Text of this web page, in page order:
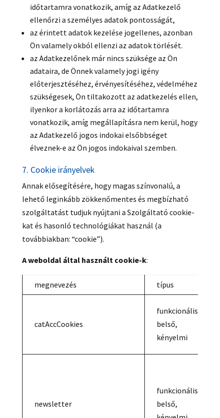
időtartamra vonatkozik, amíg az Adatkezelő
ellenőrzi a személyes adatok pontosságát,
az érintett adatok kezelése jogellenes, azonban
Ön valamely okból ellenzi az adatok törlését.
az Adatkezelőnek már nincs szüksége az Ön
adataira, de Önnek valamely jogi igény
előterjesztéséhez, érvényesítéséhez, védelméhez
szükségesek, Ön tiltakozott az adatkezelés ellen,
ilyenkor a korlátozás arra az időtartamra
vonatkozik, amíg megállapításra nem kerül, hogy
az Adatkezelő jogos indokai elsőbbséget
élveznek-e az Ön jogos indokaival szemben.
7. Cookie irányelvek
Annak elősegítésére, hogy magas színvonalú, a
lehető leginkább zökkenőmentes és megbízható
szolgáltatást tudjuk nyújtani a Szolgáltató cookie-
kat és hasonló technológiákat használ (a
továbbiakban: “cookie”).
A weboldal által használt cookie-k:
megnevezés típus
catAccCookies
funkcionális,
belső,
kényelmi
newsletter
funkcionális,
belső,